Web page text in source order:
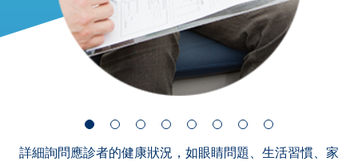
詳細詢問應診者的健康狀況，如眼睛問題、生活習慣、家